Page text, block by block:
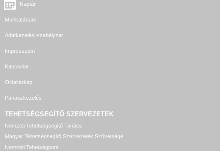
Naptár
Munkatársak
Adatkezelési szabályzat
Impresszum
Kapcsolat
Oldaltérkép
Panaszkezelés
TEHETSÉGSEGÍTŐ SZERVEZETEK
Nemzeti Tehetségsegítő Tanács
Magyar Tehetségsegítő Szervezetek Szövetsége
Nemzeti Tehetségpont